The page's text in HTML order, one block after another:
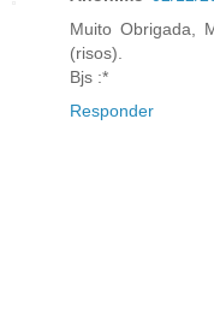
Muito Obrigada,
(risos).
Bjs :*
Responder